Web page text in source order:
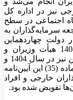
نیز در اداره کل
اجتماعی در سطح
سرمایه‌گذاران به
دولت چهاردهماین
تصمیم بر اساس تصویب‌نامه 26 شهریور 1404 هیأت وزیران و
اصلاحات بعدی آن اتخاذ شده است. پیش از این نیز در سال 1404 و
در ادامه همین رویکرد، اختیار موضوع بند (ج) ماده (35) این آیین‌نامه
خارجی و افراد
تفویض شده بود.